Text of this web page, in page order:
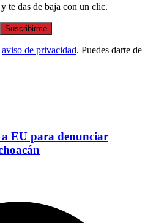
te das de baja con un clic.
Suscribirme
aviso de privacidad. Puedes darte de
EU para denunciar